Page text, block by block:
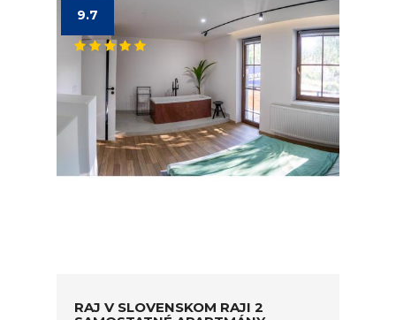
9.7
RAJ V SLOVENSKOM RAJI 2